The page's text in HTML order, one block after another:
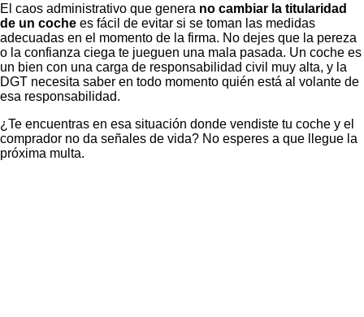
El caos administrativo que genera no cambiar la titularidad
de un coche es fácil de evitar si se toman las medidas
adecuadas en el momento de la firma. No dejes que la pereza
o la confianza ciega te jueguen una mala pasada. Un coche es
un bien con una carga de responsabilidad civil muy alta, y la
DGT necesita saber en todo momento quién está al volante de
esa responsabilidad.
¿Te encuentras en esa situación donde vendiste tu coche y el
comprador no da señales de vida? No esperes a que llegue la
próxima multa.